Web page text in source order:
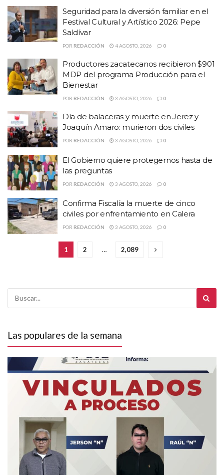
Seguridad para la diversión familiar en el
Festival Cultural y Artístico 2026: Pepe
Saldívar
POR REDACCIÓN 4 AGOSTO, 2026 0
Productores zacatecanos recibieron $901
MDP del programa Producción para el
Bienestar
POR REDACCIÓN 3 AGOSTO, 2026 0
Día de balaceras y muerte en Jerez y
Joaquín Amaro: murieron dos civiles
POR REDACCIÓN 3 AGOSTO, 2026 0
El Gobierno quiere protegernos hasta de
las preguntas
POR REDACCIÓN 3 AGOSTO, 2026 0
Confirma Fiscalía la muerte de cinco
civiles por enfrentamiento en Calera
POR REDACCIÓN 3 AGOSTO, 2026 0
1 2 … 2,089
Las populares de la semana